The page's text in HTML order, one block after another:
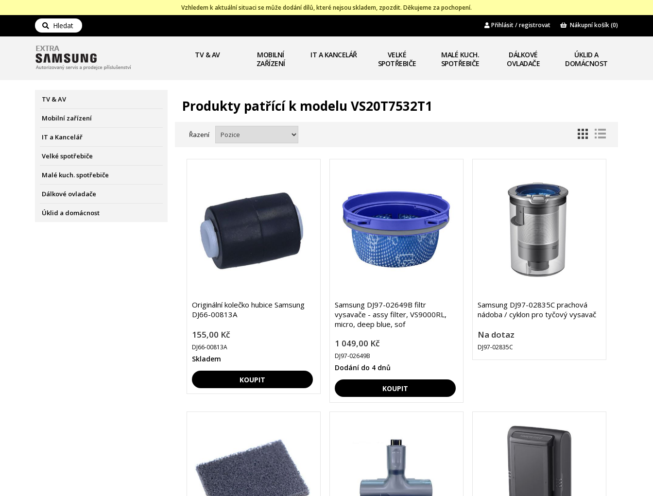
Vzhledem k aktuální situaci se může dodání dílů, které nejsou skladem, zpozdit. Děkujeme za pochopení.
Hledat Přihlásit / registrovat Nákupní košík(0)
TV & AV
MOBILNÍ
ZAŘÍZENÍ
IT A KANCELÁŘ
VELKÉ
SPOTŘEBIČE
MALÉ KUCH.
SPOTŘEBIČE
DÁLKOVÉ
OVLADAČE
ÚKLID A
DOMÁCNOST
TV & AV
Mobilní zařízení
IT a Kancelář
Velké spotřebiče
Malé kuch. spotřebiče
Dálkové ovladače
Úklid a domácnost
Produkty patřící k modelu VS20T7532T1
Řazení
Originální kolečko hubice Samsung
DJ66-00813A
155,00 Kč
DJ66-00813A
Skladem
Samsung DJ97-02649B filtr
vysavače - assy filter, VS9000RL,
micro, deep blue, sof
1 049,00 Kč
DJ97-02649B
Dodání do 4 dnů
Samsung DJ97-02835C prachová
nádoba / cyklon pro tyčový vysavač
Na dotaz
DJ97-02835C